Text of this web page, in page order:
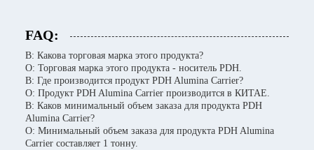
FAQ:
В: Какова торговая марка этого продукта?
О: Торговая марка этого продукта - носитель PDH.
В: Где производится продукт PDH Alumina Carrier?
О: Продукт PDH Alumina Carrier производится в КИТАЕ.
В: Каков минимальный объем заказа для продукта PDH
Alumina Carrier?
О: Минимальный объем заказа для продукта PDH Alumina
Carrier составляет 1 тонну.